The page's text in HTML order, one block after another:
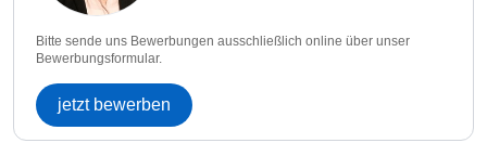
Bitte sende uns Bewerbungen ausschließlich online über unser
Bewerbungsformular.
jetzt bewerben